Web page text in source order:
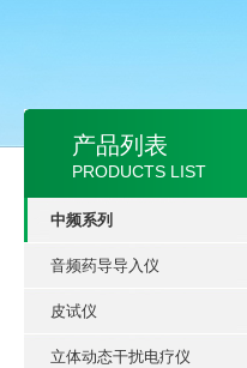
产品列表
PRODUCTS LIST
中频系列
音频药导导入仪
皮试仪
立体动态干扰电疗仪